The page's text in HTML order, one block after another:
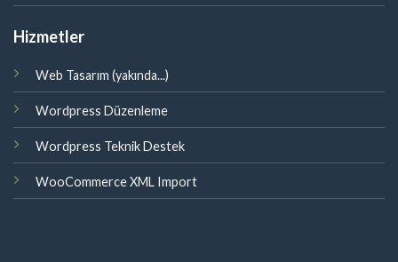
Hizmetler
Web Tasarım (yakında...)
Wordpress Düzenleme
Wordpress Teknik Destek
WooCommerce XML Import